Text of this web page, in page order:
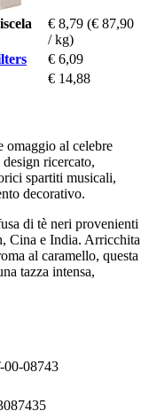
€ 8,79 (€ 87,90
/ kg)
€ 6,09
€ 14,88
omaggio al celebre
ricercato,
spartiti musicali,
decorativo.
di tè neri provenienti
Cina e India. Arricchita
al caramello, questa
tazza intensa,
08743